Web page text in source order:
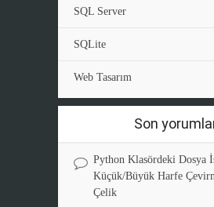
SQL Server
SQLite
Web Tasarım
Son
Python Klasördeki Dosya
Küçük/Büyük Harfe
Çelik